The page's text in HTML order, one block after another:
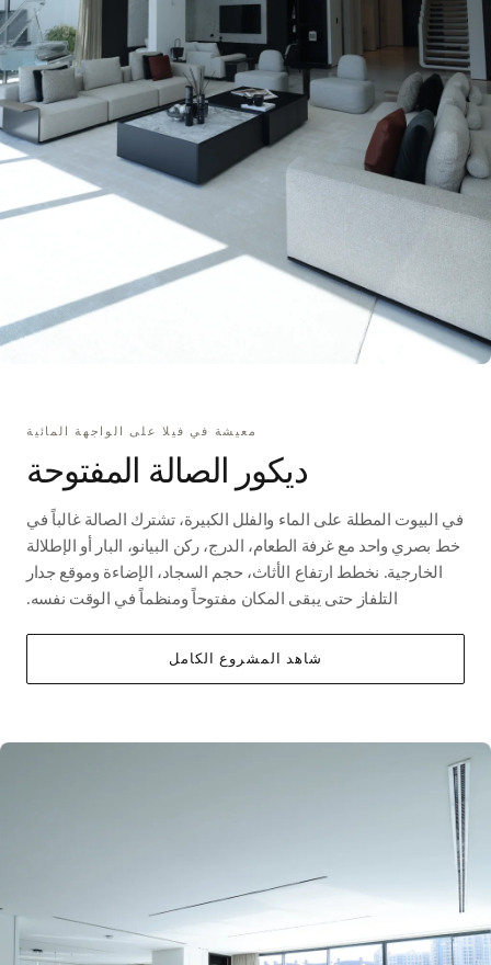
معيشة في فيلا على الواجهة المائية
ديكور الصالة المفتوحة
في البيوت المطلة على الماء والفلل الكبيرة، تشترك الصالة غالباً في
خط بصري واحد مع غرفة الطعام، الدرج، ركن البيانو، البار أو الإطلالة
الخارجية. نخطط ارتفاع الأثاث، حجم السجاد، الإضاءة وموقع جدار
التلفاز حتى يبقى المكان مفتوحاً ومنظماً في الوقت نفسه.
شاهد المشروع الكامل